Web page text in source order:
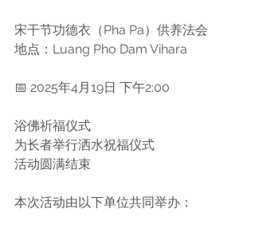
宋干节功德衣（Pha Pa）供养法会
地点：Luang Pho Dam Vihara
📅 2025年4月19日 下午2:00
浴佛祈福仪式
为长者举行洒水祝福仪式
活动圆满结束
本次活动由以下单位共同举办：